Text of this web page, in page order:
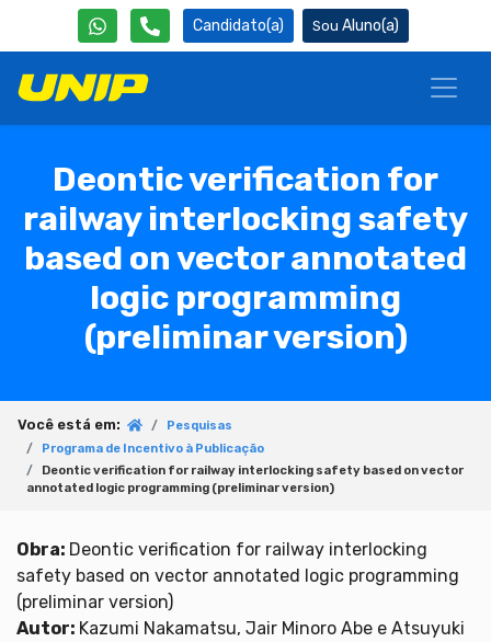
Candidato(a) Aluno(a)
Deontic verification for
railway interlocking safety
based on vector annotated
logic programming
(preliminar version)
Você está em:
Pesquisas
Programa de Incentivo à Publicação
Deontic verification for railway interlocking safety based on vector
annotated logic programming (preliminar version)
Obra: Deontic verification for railway interlocking
safety based on vector annotated logic programming
(preliminar version)
Autor: Kazumi Nakamatsu, Jair Minoro Abe e Atsuyuki